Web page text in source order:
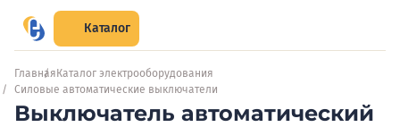
Каталог
Главная Каталог электрооборудования
Силовые автоматические выключатели
Выключатель автоматический